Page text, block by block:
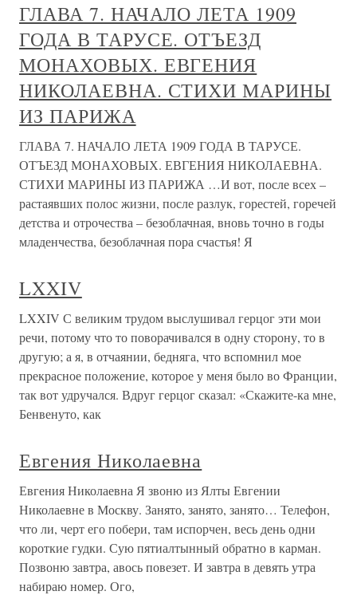
ГЛАВА 7. НАЧАЛО ЛЕТА 1909
ГОДА В ТАРУСЕ. ОТЪЕЗД
МОНАХОВЫХ. ЕВГЕНИЯ
НИКОЛАЕВНА. СТИХИ МАРИНЫ
ИЗ ПАРИЖА
ГЛАВА 7. НАЧАЛО ЛЕТА 1909 ГОДА В ТАРУСЕ.
ОТЪЕЗД МОНАХОВЫХ. ЕВГЕНИЯ НИКОЛАЕВНА.
СТИХИ МАРИНЫ ИЗ ПАРИЖА …И вот, после всех –
растаявших полос жизни, после разлук, горестей, горечей
детства и отрочества – безоблачная, вновь точно в годы
младенчества, безоблачная пора счастья! Я
LXXIV
LXXIV С великим трудом выслушивал герцог эти мои
речи, потому что то поворачивался в одну сторону, то в
другую; а я, в отчаянии, бедняга, что вспомнил мое
прекрасное положение, которое у меня было во Франции,
так вот удручался. Вдруг герцог сказал: «Скажите-ка мне,
Бенвенуто, как
Евгения Николаевна
Евгения Николаевна Я звоню из Ялты Евгении
Николаевне в Москву. Занято, занято, занято… Телефон,
что ли, черт его побери, там испорчен, весь день одни
короткие гудки. Сую пятиалтынный обратно в карман.
Позвоню завтра, авось повезет. И завтра в девять утра
набираю номер. Ого,